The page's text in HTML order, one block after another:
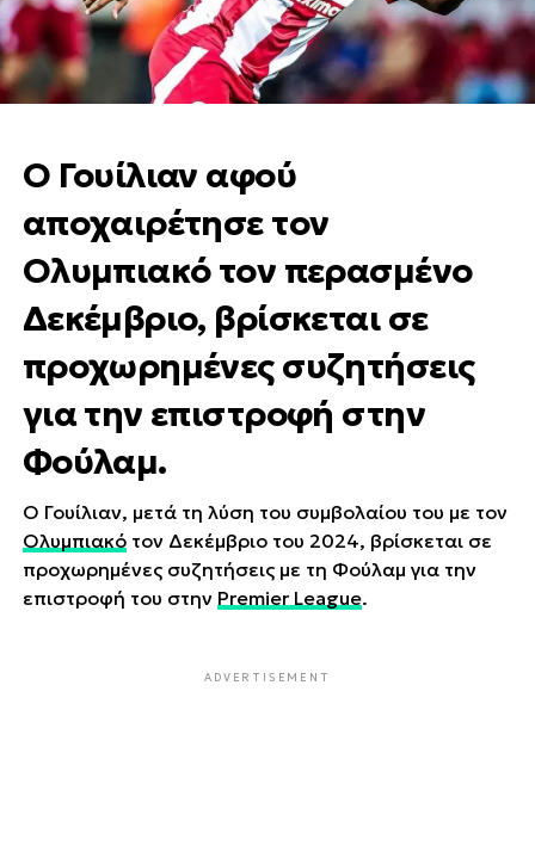
Ο Γουίλιαν αφού
αποχαιρέτησε τον
Ολυμπιακό τον περασμένο
Δεκέμβριο, βρίσκεται σε
προχωρημένες συζητήσεις
για την επιστροφή στην
Φούλαμ.
Ο Γουίλιαν, μετά τη λύση του συμβολαίου του με τον
Ολυμπιακότον Δεκέμβριο του 2024, βρίσκεται σε
προχωρημένες συζητήσεις με τη Φούλαμ για την
επιστροφή του στην Premier League.
ADVERTISEMENT